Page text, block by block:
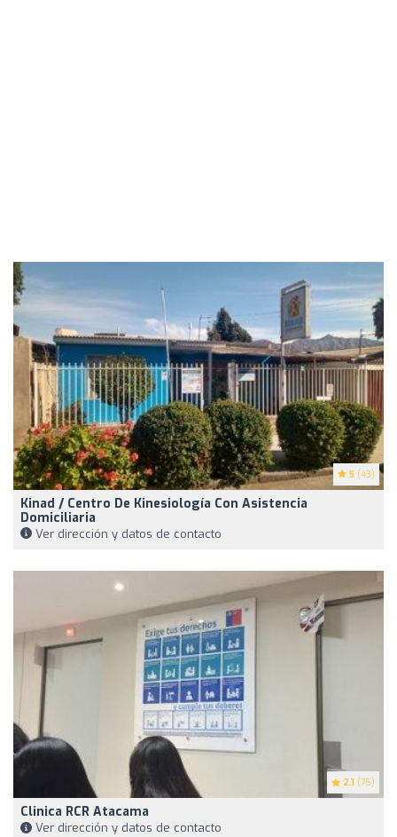
5 (43)
Kinad / Centro De Kinesiología Con Asistencia
Domiciliaria
Ver dirección y datos de contacto
2.1 (75)
Clinica RCR Atacama
Ver dirección y datos de contacto